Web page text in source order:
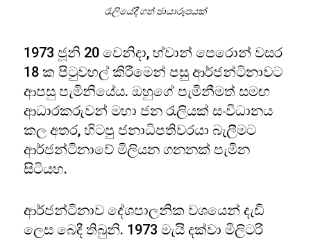
රැලියේදී ගත් ඡායාරූපයක්
1973 ජූනි 20 වෙනිදා, හ්වාන් පෙරොන් වසර
18 ක පිටුවහල් කිරීමෙන් පසු ආර්ජන්ටිනාවට
ආපසු පැමිනියේය. ඔහුගේ පැමිනීමත් සමඟ
ආධාරකරුවන් මහා ජන රැලියක් සංවිධානය
කල අතර, හිටපු ජනාධිපතිවරයා බැලීමට
ආර්ජන්ටිනාවේ මිලියන ගනනක් පැමින
සිටියහ.
ආර්ජන්ටිනාව දේශපාලනික වශයෙන් දැඩි
ලෙස බෙදී තිබුනි. 1973 මැයි දක්වා මිලිටරි